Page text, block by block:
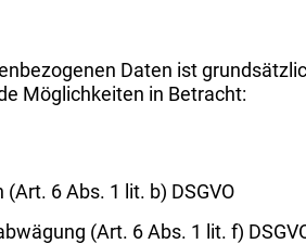
Daten ist
Möglichkeiten in Betracht:
6 Abs. 1 lit. b) DSGVO
(Art. 6 Abs. 1 lit. f)